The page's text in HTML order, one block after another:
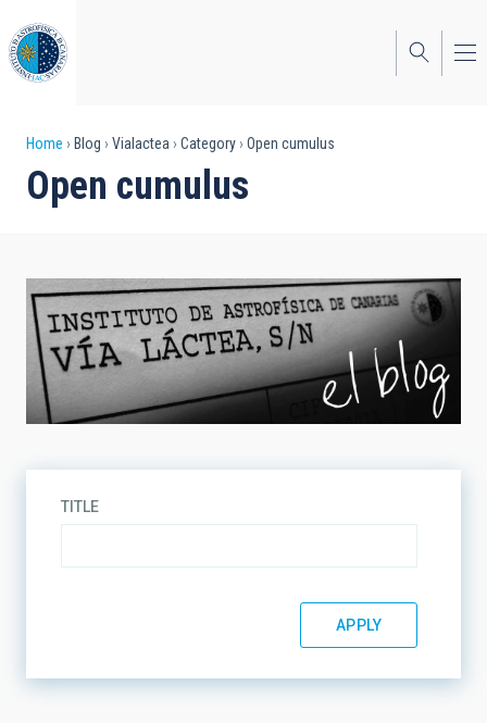
to
main
content
Breadcrumb
Home Blog Vialactea Category Open cumulus
Open cumulus
TITLE